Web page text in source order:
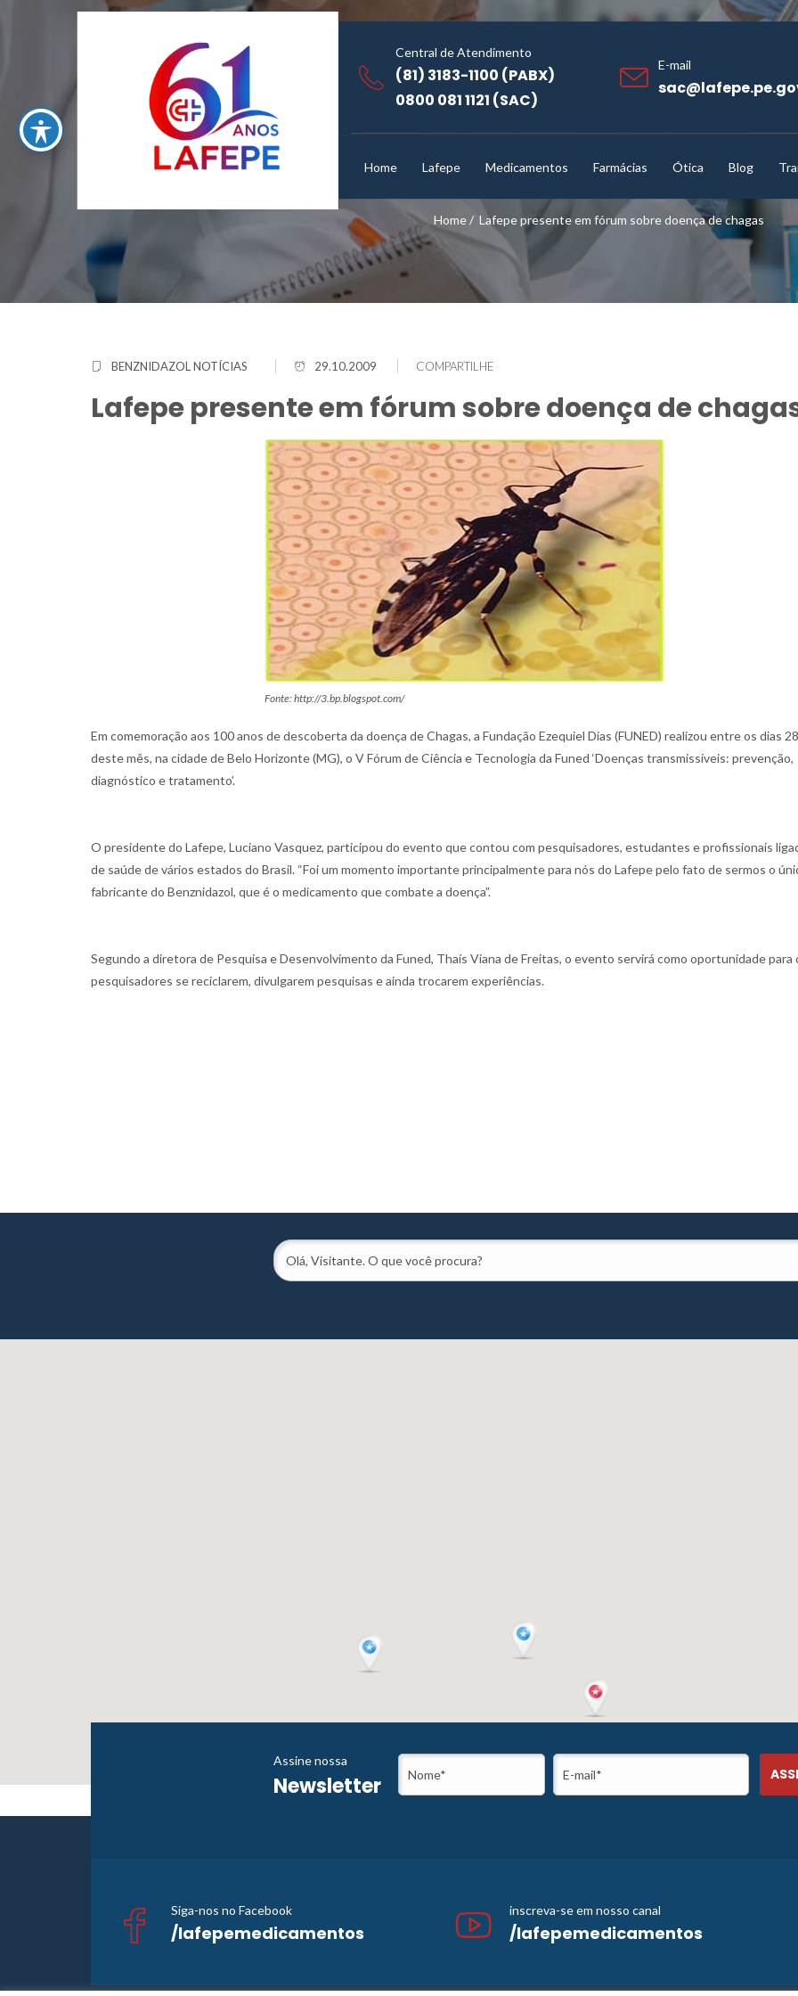
Central de Atendimento
(81) 3183-1100 (PABX)
0800 081 1121 (SAC)
E-mail
Home Lafepe Medicamentos Farmácias Ótica Blog
Home/ Lafepe presente em fórum sobre doença de chagas
BENZNIDAZOL NOTÍCIAS 29.10.2009 COMPARTILHE
Lafepe presente em fórum sobre doença de
Fonte: http://3.bp.blogspot.com/
Em comemoração aos 100 anos de descoberta da doença de Chagas, a Fundação Ezequiel Dias (FUNED) realizou entre os dias
deste mês, na cidade de Belo Horizonte (MG), o V Fórum de Ciência e Tecnologia da Funed ‘Doenças transmissíveis: prevenção,
diagnóstico e tratamento’.
O presidente do Lafepe, Luciano Vasquez, participou do evento que contou com pesquisadores, estudantes e profissionais
de saúde de vários estados do Brasil. “Foi um momento importante principalmente para nós do Lafepe pelo fato de sermos o
fabricante do Benznidazol, que é o medicamento que combate a doença”.
Segundo a diretora de Pesquisa e Desenvolvimento da Funed, Thaís Viana de Freitas, o evento servirá como oportunidade para
pesquisadores se reciclarem, divulgarem pesquisas e ainda trocarem experiências.
Assine nossa
Newsletter
Siga-nos no Facebook
/lafepemedicamentos
inscreva-se em nosso canal
/lafepemedicamentos